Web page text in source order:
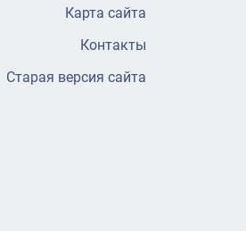
Карта сайта
Контакты
Старая версия сайта